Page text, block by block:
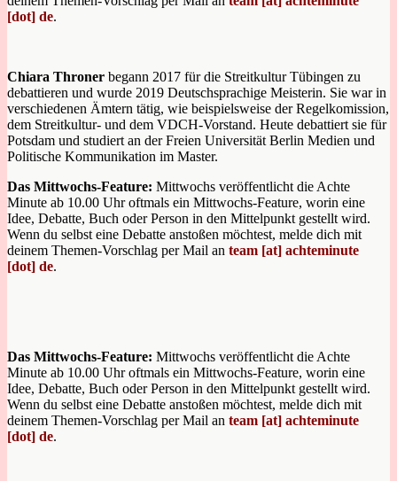
[dot] de.
Chiara Throner begann 2017 für die Streitkultur Tübingen zu
debattieren und wurde 2019 Deutschsprachige Meisterin. Sie war in
verschiedenen Ämtern tätig, wie beispielsweise der Regelkomission,
dem Streitkultur- und dem VDCH-Vorstand. Heute debattiert sie für
Potsdam und studiert an der Freien Universität Berlin Medien und
Politische Kommunikation im Master.
Das Mittwochs-Feature: Mittwochs veröffentlicht die Achte
Minute ab 10.00 Uhr oftmals ein Mittwochs-Feature, worin eine
Idee, Debatte, Buch oder Person in den Mittelpunkt gestellt wird.
Wenn du selbst eine Debatte anstoßen möchtest, melde dich mit
deinem Themen-Vorschlag per Mail an team [at] achteminute
[dot] de.
Das Mittwochs-Feature: Mittwochs veröffentlicht die Achte
Minute ab 10.00 Uhr oftmals ein Mittwochs-Feature, worin eine
Idee, Debatte, Buch oder Person in den Mittelpunkt gestellt wird.
Wenn du selbst eine Debatte anstoßen möchtest, melde dich mit
deinem Themen-Vorschlag per Mail an team [at] achteminute
[dot] de.